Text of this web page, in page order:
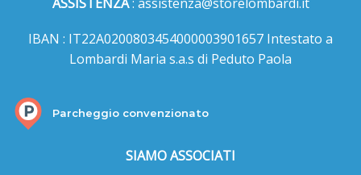
IBAN : IT22A0200803454000003901657 Intestato a
Lombardi Maria s.a.s di Peduto Paola
Parcheggio convenzionato
SIAMO ASSOCIATI